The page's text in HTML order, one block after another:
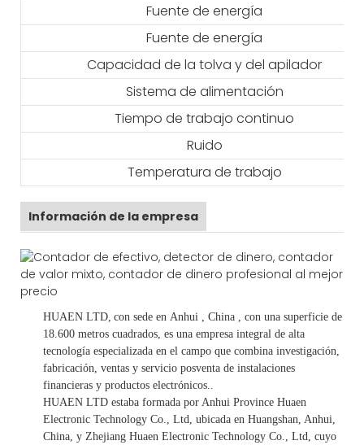
Fuente de energía
Fuente de energía
Capacidad de la tolva y del apilador
Sistema de alimentación
Tiempo de trabajo continuo
Ruido
Temperatura de trabajo
Información de la empresa
HUAEN LTD, con sede en Anhui , China
, con una superficie de
18.600 metros cuadrados, es una empresa integral de alta
tecnología especializada en el campo que combina investigación,
fabricación, ventas y servicio posventa de instalaciones
financieras y productos electrónicos.
HUAEN LTD estaba formada por Anhui Province Huaen
Electronic Technology Co., Ltd, ubicada en Huangshan, Anhui,
China, y Zhejiang Huaen Electronic Technology Co., Ltd, cuyo